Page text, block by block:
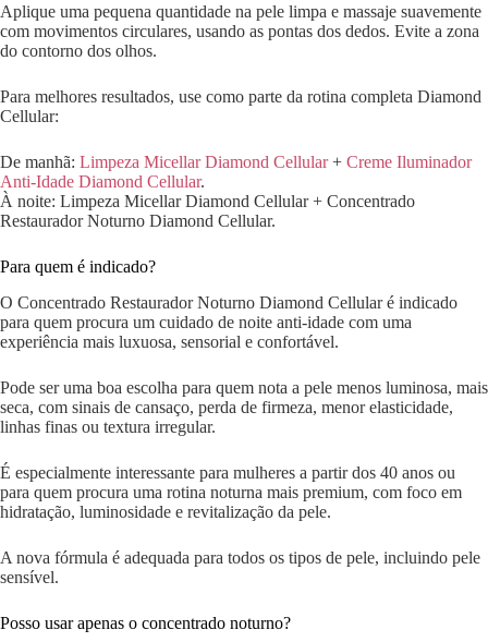
Aplique uma pequena quantidade na pele limpa e massaje suavemente
com movimentos circulares, usando as pontas dos dedos. Evite a zona
do contorno dos olhos.
Para melhores resultados, use como parte da rotina completa Diamond
Cellular:
De manhã: Limpeza Micellar Diamond Cellular+ Creme Iluminador
Anti-Idade Diamond Cellular.
À noite: Limpeza Micellar Diamond Cellular + Concentrado
Restaurador Noturno Diamond Cellular.
Para quem é indicado?
O Concentrado Restaurador Noturno Diamond Cellular é indicado
para quem procura um cuidado de noite anti-idade com uma
experiência mais luxuosa, sensorial e confortável.
Pode ser uma boa escolha para quem nota a pele menos luminosa, mais
seca, com sinais de cansaço, perda de firmeza, menor elasticidade,
linhas finas ou textura irregular.
É especialmente interessante para mulheres a partir dos 40 anos ou
para quem procura uma rotina noturna mais premium, com foco em
hidratação, luminosidade e revitalização da pele.
A nova fórmula é adequada para todos os tipos de pele, incluindo pele
sensível.
Posso usar apenas o concentrado noturno?